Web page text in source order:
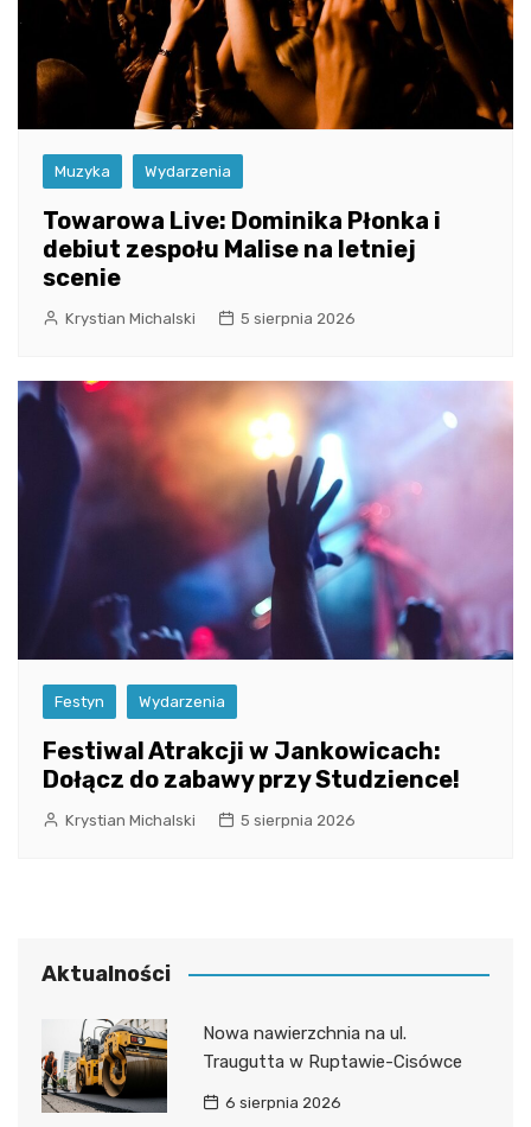
Muzyka Wydarzenia
Towarowa Live: Dominika Płonka i
debiut zespołu Malise na letniej
scenie
Krystian Michalski 5 sierpnia 2026
Festyn Wydarzenia
Festiwal Atrakcji w Jankowicach:
Dołącz do zabawy przy Studzience!
Krystian Michalski 5 sierpnia 2026
Aktualności
Nowa nawierzchnia na ul.
Traugutta w Ruptawie-Cisówce
6 sierpnia 2026